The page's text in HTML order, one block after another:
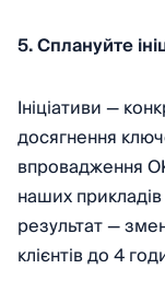
5. Сплануйте
Ініціативи —
досягнення
впровадження
наших
результат —
клієнтів до 4